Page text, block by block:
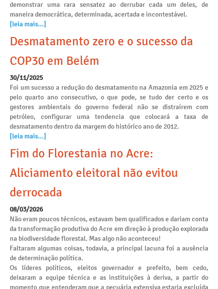
demonstrar uma rara sensatez ao derrubar cada um deles, de
maneira democrática, determinada, acertada e incontestável.
[leia mais...]
Desmatamento zero e o sucesso da
COP30 em Belém
30/11/2025
Foi um sucesso a redução do desmatamento na Amazonia em 2025 e
pelo quarto ano consecutivo, o que pode, se tudo der certo e os
gestores ambientais do governo federal não se distraírem com
petróleo, configurar uma tendencia que colocará a taxa de
desmatamento dentro da margem do histórico ano de 2012.
[leia mais...]
Fim do Florestania no Acre:
Aliciamento eleitoral não evitou
derrocada
08/03/2026
Não eram poucos técnicos, estavam bem qualificados e dariam conta
da transformação produtiva do Acre em direção à produção explorada
na biodiversidade florestal. Mas algo não aconteceu!
Faltaram algumas coisas, todavia, a principal lacuna foi a ausência
de determinação política.
Os líderes políticos, eleitos governador e prefeito, bem cedo,
deixaram a equipe técnica e as instituições à deriva, a partir do
momento que entenderam que a pecuária extensiva estaria excluída